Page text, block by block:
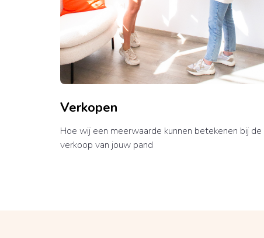
Verkopen
Hoe wij een meerwaarde kunnen betekenen bij de
verkoop van jouw pand